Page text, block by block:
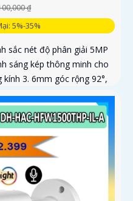
₫
5%-35%
sắc nét độ phân giải 5MP
sáng kép thông minh cho
3. 6mm góc rộng 92°,